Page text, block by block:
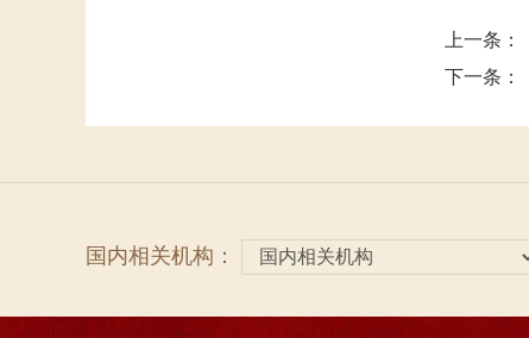
上一条：
下一条：
国内相关机构：